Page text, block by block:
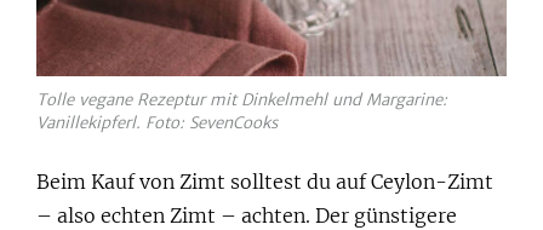
Tolle vegane Rezeptur mit Dinkelmehl und Margarine:
Vanillekipferl. Foto: SevenCooks
Beim Kauf von Zimt solltest du auf Ceylon-Zimt
– also echten Zimt – achten. Der günstigere